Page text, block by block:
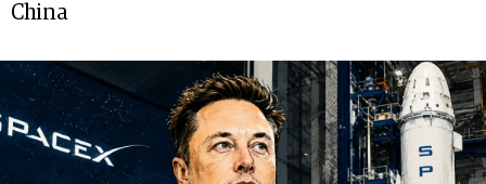
China